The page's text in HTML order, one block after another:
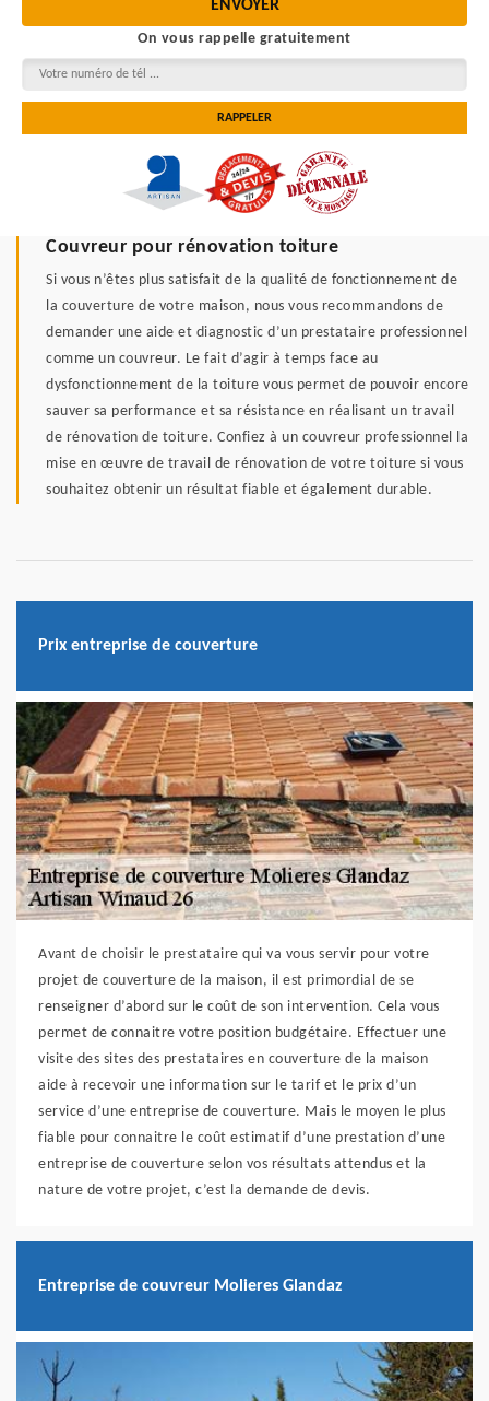
On vous rappelle gratuitement
Couvreur pour rénovation toiture
Si vous n’êtes plus satisfait de la qualité de fonctionnement de
la couverture de votre maison, nous vous recommandons de
demander une aide et diagnostic d’un prestataire professionnel
comme un couvreur. Le fait d’agir à temps face au
dysfonctionnement de la toiture vous permet de pouvoir encore
sauver sa performance et sa résistance en réalisant un travail
de rénovation de toiture. Confiez à un couvreur professionnel la
mise en œuvre de travail de rénovation de votre toiture si vous
souhaitez obtenir un résultat fiable et également durable.
Prix entreprise de couverture
Avant de choisir le prestataire qui va vous servir pour votre
projet de couverture de la maison, il est primordial de se
renseigner d’abord sur le coût de son intervention. Cela vous
permet de connaitre votre position budgétaire. Effectuer une
visite des sites des prestataires en couverture de la maison
aide à recevoir une information sur le tarif et le prix d’un
service d’une entreprise de couverture. Mais le moyen le plus
fiable pour connaitre le coût estimatif d’une prestation d’une
entreprise de couverture selon vos résultats attendus et la
nature de votre projet, c’est la demande de devis.
Entreprise de couvreur Molieres Glandaz